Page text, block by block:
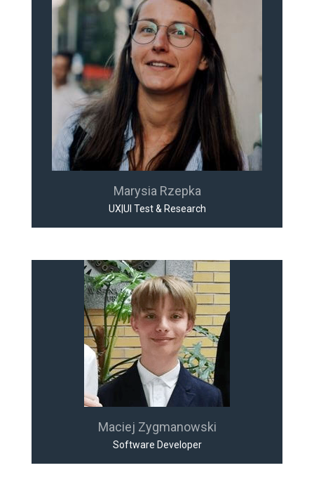
Marysia Rzepka
UX|UI Test & Research
Maciej Zygmanowski
Software Developer